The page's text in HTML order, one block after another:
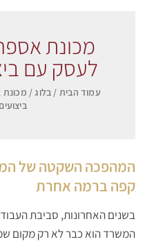
מכונת
לעסק עם
עמוד הבית / בלוג/ מכונת
המהפכה השקטה של
קפה ברמה אחרת
בשנים האחרונות, סביבת
המשרד הוא כבר לא רק מקום